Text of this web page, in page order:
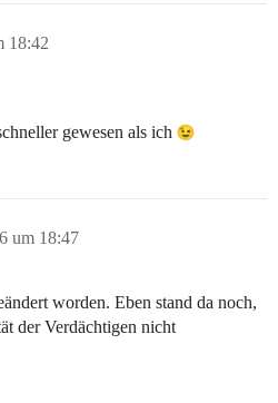
18:42
gewesen als ich
um 18:47
worden. Eben stand da noch,
der Verdächtigen nicht